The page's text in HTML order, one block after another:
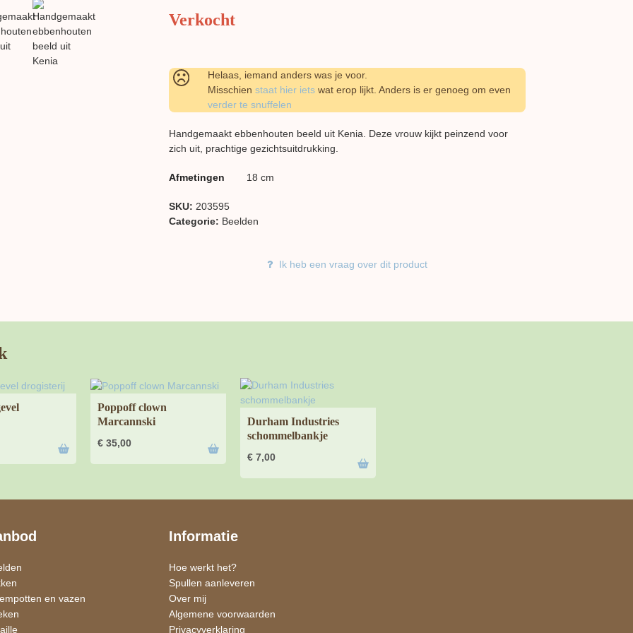
Verkocht
Helaas, iemand anders was je voor.
Misschien staat hier iets wat erop lijkt. Anders is er genoeg om even
verder te snuffelen
Handgemaakt ebbenhouten beeld uit Kenia. Deze vrouw kijkt peinzend voor
zich uit, prachtige gezichtsuitdrukking.
Afmetingen 18 cm
SKU: 203595
Categorie: Beelden
Ik heb een vraag over dit product
Poppoff clown
Marcannski
€ 35,00
Durham Industries
schommelbankje
€ 7,00
en vazen
Informatie
Hoe werkt het?
Spullen aanleveren
Over mij
Algemene voorwaarden
Privacyverklaring